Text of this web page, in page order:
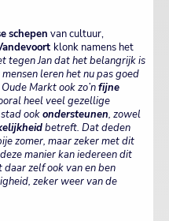
schepen van cultuur,
klonk namens het
tegen Jan dat het belangrijk is
leren het nu pas goed
Markt ook zo’nfijne
heel veel gezellige
ookondersteunen, zowel
betreft. Dat deden
zomer, maar zeker met dit
manier kan iedereen dit
zelf ook van en ben
zeker weer van de